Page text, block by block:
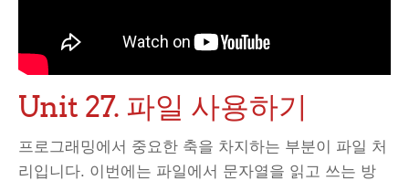
Unit 27. 파일 사용하기
프로그래밍에서 중요한 축을 차지하는 부분이 파일 처
리입니다. 이번에는 파일에서 문자열을 읽고 쓰는 방